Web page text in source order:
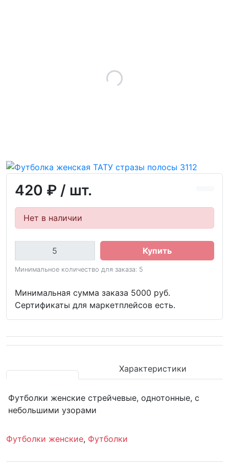
420 ₽ / шт.
Нет в наличии
Купить
Минимальное количество для заказа: 5
Минимальная сумма заказа 5000 руб.
Сертификаты для маркетплейсов есть.
Характеристики
Футболки женские стрейчевые, однотонные, с
небольшими узорами
Футболки женские, Футболки